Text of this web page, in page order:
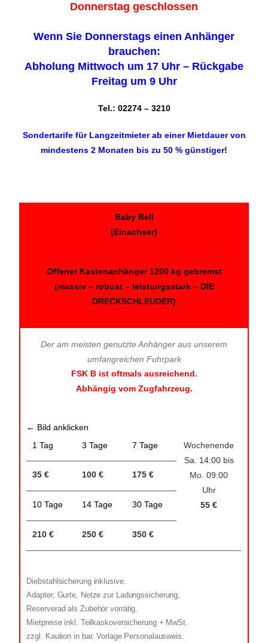
Donnerstag geschlossen
Wenn Sie Donnerstags einen Anhänger
brauchen:
Abholung Mittwoch um 17 Uhr – Rückgabe
Freitag um 9 Uhr
Tel.: 02274 – 3210
Sondertarife für Langzeitmieter ab einer Mietdauer von
mindestens 2 Monaten bis zu 50 % günstiger!
Baby Bell
(Einachser)
Offener Kastenanhänger 1200 kg gebremst
(massiv – robust – leistungsstark – DIE
DRECKSCHLEUDER)
Der am meisten genutzte Anhänger aus unserem
umfangreichen Fuhrpark
FSK B ist oftmals ausreichend.
Abhängig vom Zugfahrzeug.
← Bild anklicken
1 Tag
3 Tage 7 Tage
Wochenende
Sa. 14:00 bis
Mo. 09:00
Uhr
55 €
35 € 100 € 175 €
10 Tage 14 Tage 30 Tage
210 € 250 € 350 €
Diebstahlsicherung inklusive.
Adapter, Gurte, Netze zur Ladungssicherung,
Reserverad als Zubehör vorrätig.
Mietpreise inkl. Teilkaskoversicherung + MwSt.
zzgl. Kaution in bar. Vorlage Personalausweis.